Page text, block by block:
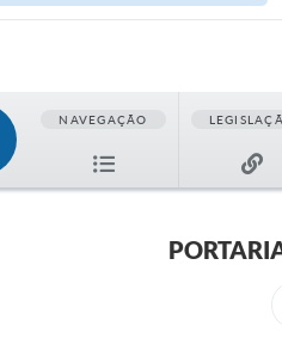
NAVEGAÇÃO